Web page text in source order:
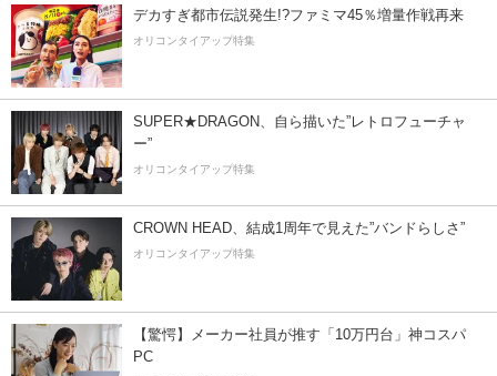
デカすぎ都市伝説発生!?ファミマ45％増量作戦再来
オリコンタイアップ特集
SUPER★DRAGON、自ら描いた”レトロフューチャ
ー”
オリコンタイアップ特集
CROWN HEAD、結成1周年で見えた”バンドらしさ”
オリコンタイアップ特集
【驚愕】メーカー社員が推す「10万円台」神コスパ
PC